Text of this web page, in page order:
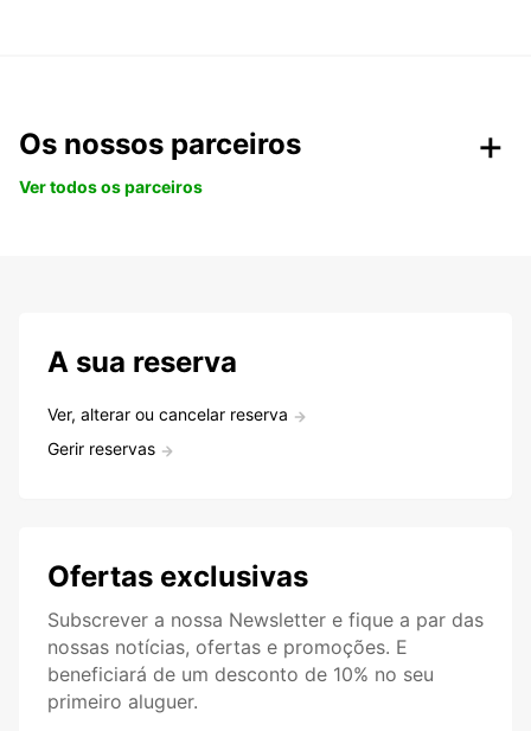
Os nossos parceiros
Ver todos os parceiros
A sua reserva
Ver, alterar ou cancelar reserva
Gerir reservas
Ofertas exclusivas
Subscrever a nossa Newsletter e fique a par das
nossas notícias, ofertas e promoções. E
beneficiará de um desconto de 10% no seu
primeiro aluguer.